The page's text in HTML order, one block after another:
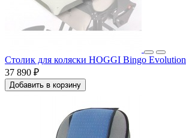
Столик для коляски HOGGI Bingo Evolution
37 890 ₽
Добавить в корзину